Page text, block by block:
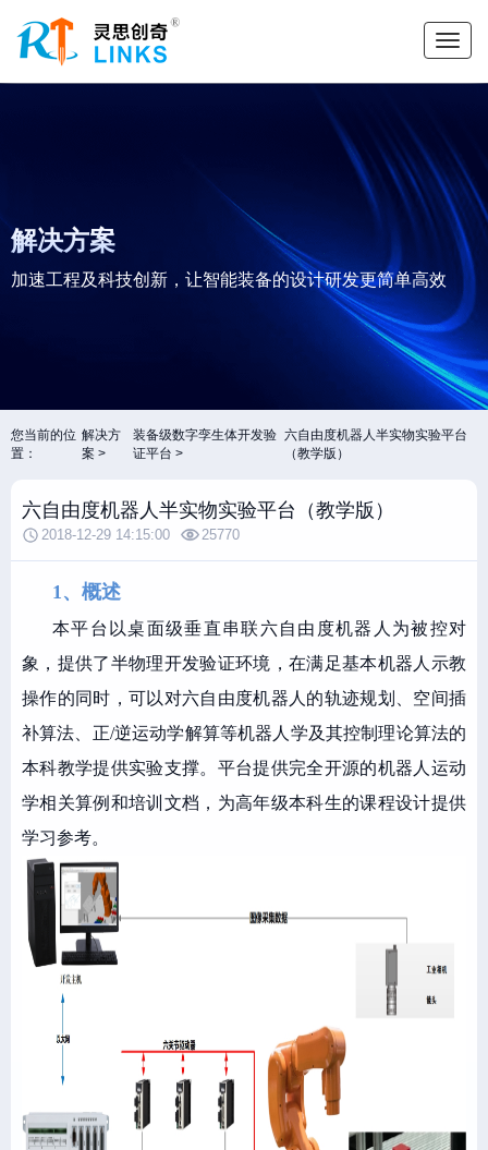
解决方案
加速工程及科技创新，让智能装备的设计研发更简单高效
您当前的位
置：
解决方
案
装备级数字孪生体开发验
证平台
六自由度机器人半实物实验平台
（教学版）
六自由度机器人半实物实验平台（教学版）
2018-12-29 14:15:00 25770
1、概述
本平台以桌面级垂直串联六自由度机器人为被控对
象，提供了半物理开发验证环境，在满足基本机器人示教
操作的同时，可以对六自由度机器人的轨迹规划、空间插
补算法、正/逆运动学解算等机器人学及其控制理论算法的
本科教学提供实验支撑。平台提供完全开源的机器人运动
学相关算例和培训文档，为高年级本科生的课程设计提供
学习参考。